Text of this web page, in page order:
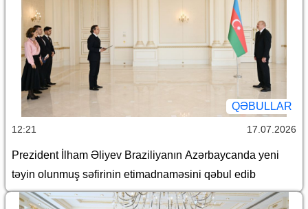
QƏBULLAR
12:21 17.07.2026
Prezident İlham Əliyev Braziliyanın Azərbaycanda yeni
təyin olunmuş səfirinin etimadnaməsini qəbul edib